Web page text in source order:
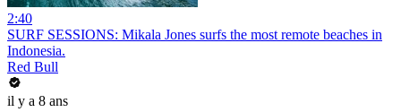
2:40
SURF SESSIONS: Mikala Jones surfs the most remote beaches in
Indonesia.
Red Bull
il y a 8 ans